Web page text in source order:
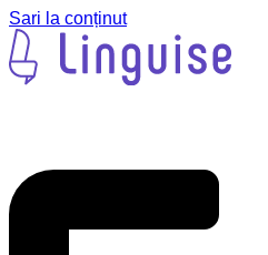
Sari la conținut